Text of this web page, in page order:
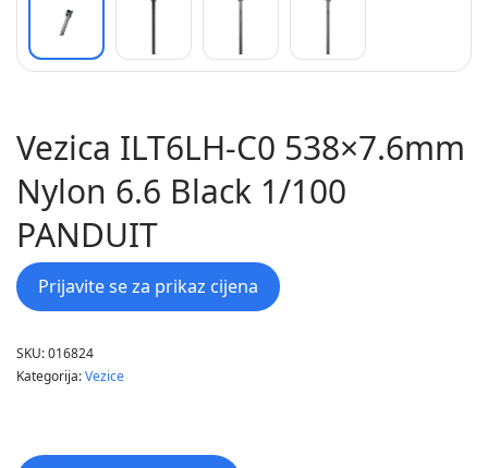
Vezica ILT6LH-C0 538×7.6mm
Nylon 6.6 Black 1/100
PANDUIT
Prijavite se za prikaz cijena
SKU:016824
Kategorija:Vezice